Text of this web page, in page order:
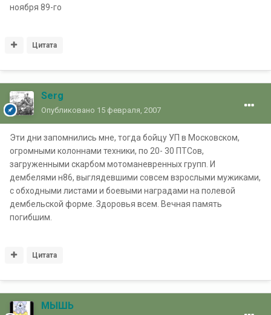
ноября 89-го
Цитата
Serg
Опубликовано 15 февраля, 2007
Эти дни запомнились мне, тогда бойцу УП в Московском,
огромными колоннами техники, по 20- 30 ПТСов,
загруженными скарбом мотоманевренных групп. И
дембелями н86, выглядевшими совсем взрослыми мужиками,
с обходными листами и боевыми наградами на полевой
дембельской форме. Здоровья всем. Вечная память
погибшим.
Цитата
МЫШЬ